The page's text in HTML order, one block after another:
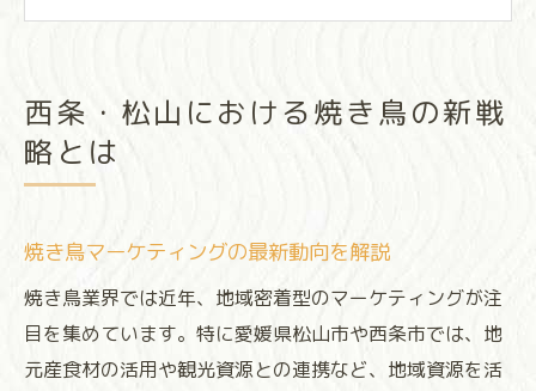
焼き鳥が地域経済を動かす理由を解説
焼き鳥による地域経済活性化の仕組みとは
観光客に支持される焼き鳥ビジネスの特徴
地元農産物と焼き鳥の連携の重要性
焼き鳥で生まれる地域ブランド力の秘密
焼き鳥に見る松山西条の活性化事例集
西条・松山における焼き鳥の新戦
略とは
焼き鳥マーケティングの最新動向を解説
焼き鳥業界では近年、地域密着型のマーケティングが注
目を集めています。特に愛媛県松山市や西条市では、地
元産食材の活用や観光資源との連携など、地域資源を活